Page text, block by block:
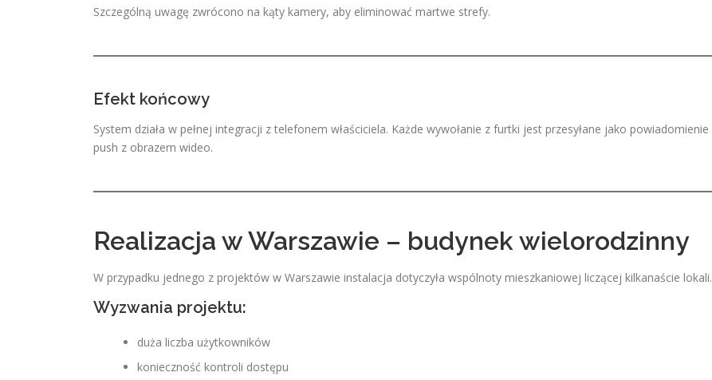
Szczególną uwagę zwrócono na kąty kamery, aby eliminować martwe strefy.
Efekt końcowy
System działa w pełnej integracji z telefonem właściciela. Każde wywołanie z furtki jest przesyłane jako powiadomienie
push z obrazem wideo.
Realizacja w Warszawie – budynek wielorodzinny
W przypadku jednego z projektów w Warszawie instalacja dotyczyła wspólnoty mieszkaniowej liczącej kilkanaście lokali.
Wyzwania projektu:
duża liczba użytkowników
konieczność kontroli dostępu